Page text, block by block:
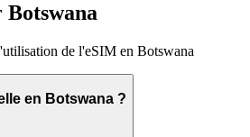
de l'eSIM en Botswana
en Botswana ?